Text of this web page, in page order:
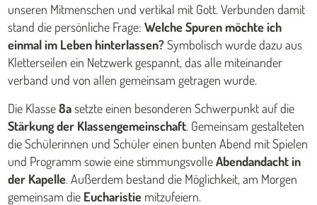
unseren Mitmenschen und vertikal mit Gott. Verbunden damit
stand die persönliche Frage:Welche Spuren möchte ich
einmal im Leben hinterlassen?Symbolisch wurde dazu aus
Kletterseilen ein Netzwerk gespannt, das alle miteinander
verband und von allen gemeinsam getragen wurde.
Die Klasse8asetzte einen besonderen Schwerpunkt auf die
Stärkung der Klassengemeinschaft. Gemeinsam gestalteten
die Schülerinnen und Schüler einen bunten Abend mit Spielen
und Programm sowie eine stimmungsvolleAbendandacht in
der Kapelle. Außerdem bestand die Möglichkeit, am Morgen
gemeinsam die Eucharistie mitzufeiern.